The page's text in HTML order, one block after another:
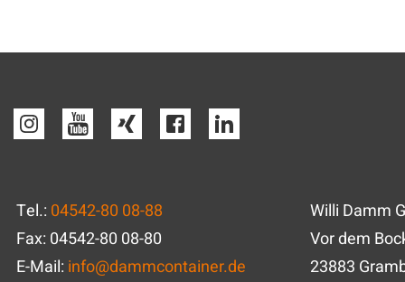
Tel.: 04542-80 08-88
Fax: 04542-80 08-80
E-Mail: info@dammcontainer.de
Willi Damm
Vor dem
23883